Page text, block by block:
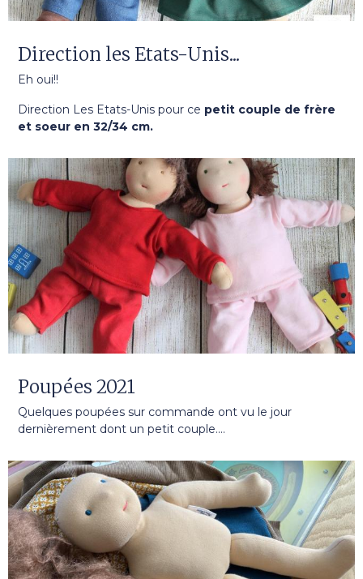
Direction les Etats-Unis...
Eh oui!!
Direction Les Etats-Unis pour ce petit couple de frère
et soeur en 32/34 cm.
Poupées 2021
Quelques poupées sur commande ont vu le jour
dernièrement dont un petit couple....